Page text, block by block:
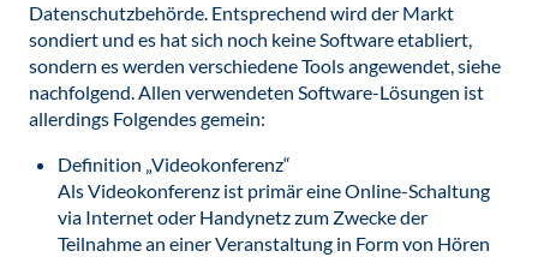
Datenschutzbehörde. Entsprechend wird der Markt
sondiert und es hat sich noch keine Software etabliert,
sondern es werden verschiedene Tools angewendet, siehe
nachfolgend. Allen verwendeten Software-Lösungen ist
allerdings Folgendes gemein:
Definition „Videokonferenz“
Als Videokonferenz ist primär eine Online-Schaltung
via Internet oder Handynetz zum Zwecke der
Teilnahme an einer Veranstaltung in Form von Hören